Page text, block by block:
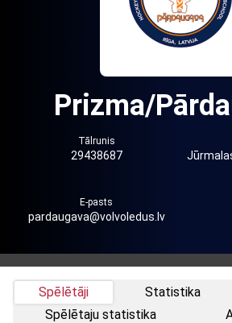
Prizma/
Tālrunis
29438687
E-pasts
pardaugava@volvoledus.lv
Spēlētāji Statistika
Spēlētaju statistika